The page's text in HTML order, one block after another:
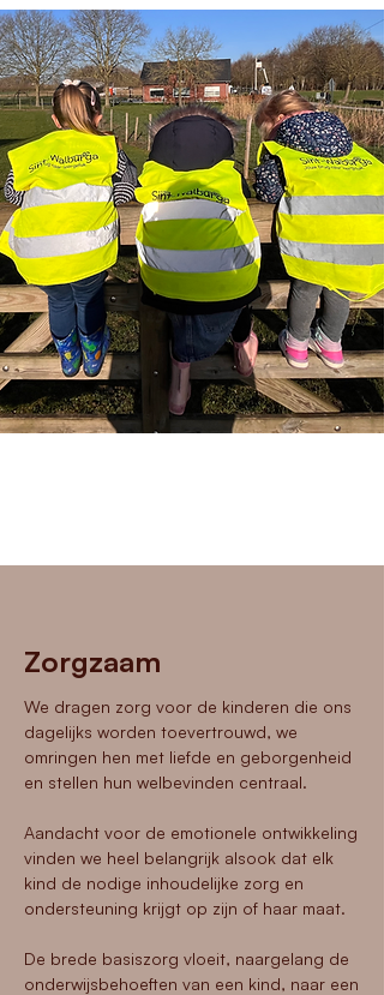
Zorgzaam
We dragen zorg voor de kinderen die ons
dagelijks worden toevertrouwd, we
omringen hen met liefde en geborgenheid
en stellen hun welbevinden centraal.
Aandacht voor de emotionele ontwikkeling
vinden we heel belangrijk alsook dat elk
kind de nodige inhoudelijke zorg en
ondersteuning krijgt op zijn of haar maat.
De brede basiszorg vloeit, naargelang de
onderwijsbehoeften van een kind, naar een